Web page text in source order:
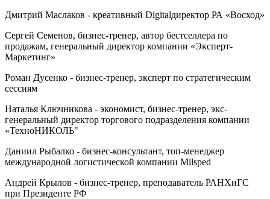
Дмитрий Маслаков - креативный Digitalдиректор РА «Восход»
Сергей Семенов, бизнес-тренер, автор бестселлера по
продажам, генеральный директор компании «Эксперт-
Маркетинг»
Роман Дусенко - бизнес-тренер, эксперт по стратегическим
сессиям
Наталья Ключникова - экономист, бизнес-тренер, экс-
генеральный директор торгового подразделения компании
«ТехноНИКОЛЬ"
Даниил Рыбалко - бизнес-консультант, топ-менеджер
международной логистической компании Milsped
Андрей Крылов - бизнес-тренер, преподаватель РАНХиГС
при Президенте РФ